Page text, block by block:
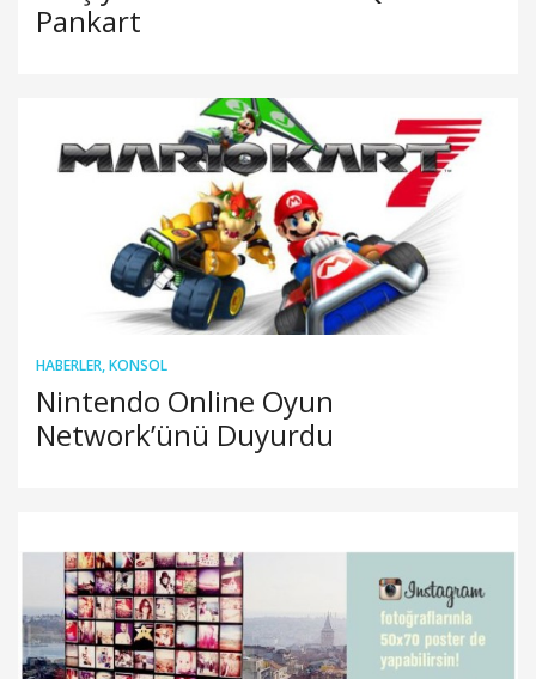
Pankart
HABERLER,KONSOL
Nintendo Online Oyun
Network’ünü Duyurdu